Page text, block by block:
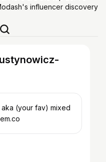
influencer discovery
(your fav) mixed